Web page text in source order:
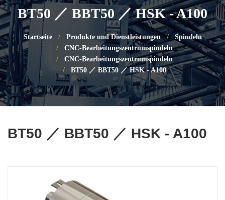
BT50 ／ BBT50 ／ HSK - A100
Startseite Produkte und Dienstleistungen
Spindeln
CNC-Bearbeitungszentrumspindeln
CNC-Bearbeitungszentrumspindeln
BT50 ／ BBT50 ／ HSK - A100
BT50 ／ BBT50 ／ HSK - A100